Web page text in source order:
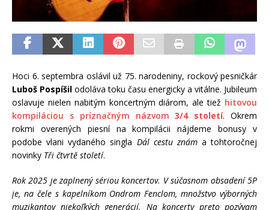
Hoci 6. septembra oslávil už 75. narodeniny, rockový pesničkár
Luboš Pospíšil odoláva toku času energicky a vitálne. Jubileum
oslavuje nielen nabitým koncertným diárom, ale tiež hitovou
kompiláciou s príznačným názvom3/4 století. Okrem
rokmi overených piesní na kompilácii nájdeme bonusy v
podobe vlani vydaného singla Dál cestu známa tohtoročnej
novinky Tři čtvrtě století.
Rok 2025 je zaplnený sériou koncertov. V súčasnom obsadení 5P
je, na čele s kapelníkom Ondrom Fenclom, množstvo výborných
muzikantov niekoľkých generácií. Na koncerty preto pozývam